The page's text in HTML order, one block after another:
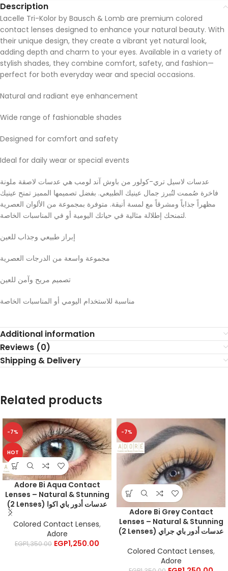
Description
Lacelle Tri-Kolor by Bausch & Lomb are premium colored
contact lenses designed to enhance your natural beauty. With
their unique design, they create a vibrant yet natural look,
adding depth and charm to your eyes. Available in a variety of
stylish shades, they combine comfort, safety, and fashion—
perfect for both everyday wear and special occasions.
Natural and radiant eye enhancement
Wide range of fashionable shades
Designed for comfort and safety
Ideal for daily wear or special events
عدسات لاسيل تري-كولور من باوش آند لومب هي عدسات لاصقة ملونة
فاخرة صُممت لتُبرز جمال عينيك الطبيعي. بفضل تصميمها المميز تمنح عينيك
مظهراً جذاباً ومشرقاً مع لمسة أنيقة. متوفرة بمجموعة من الألوان العصرية
لتمنحك إطلالة مثالية في حياتك اليومية أو في المناسبات الخاصة.
إبراز طبيعي وجذاب للعين
مجموعة واسعة من الدرجات العصرية
تصميم مريح وآمن للعين
مناسبة للاستخدام اليومي أو المناسبات الخاصة
Additional information
Reviews (0)
Shipping & Delivery
Related products
-7%
HOT
Adore Bi Aqua Contact
Lenses – Natural & Stunning
(2 Lenses) عدسات أدور باي اكوا
Colored Contact Lenses,
Adore
EGP1,350.00 EGP1,250.00
-7%
Adore Bi Grey Contact
Lenses – Natural & Stunning
(2 Lenses) عدسات أدور باي جراي
Colored Contact Lenses,
Adore